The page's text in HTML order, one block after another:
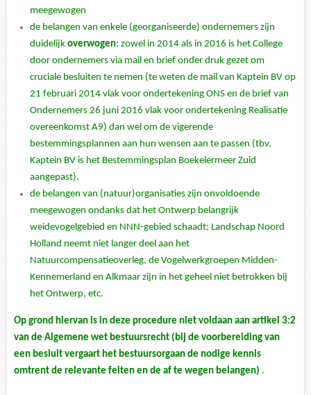
meegewogen
de belangen van enkele (georganiseerde) ondernemers zijn
duidelijk overwogen; zowel in 2014 als in 2016 is het College
door ondernemers via mail en brief onder druk gezet om
cruciale besluiten te nemen (te weten de mail van Kaptein BV op
21 februari 2014 vlak voor ondertekening ONS en de brief van
Ondernemers 26 juni 2016 vlak voor ondertekening Realisatie
overeenkomst A9) dan wel om de vigerende
bestemmingsplannen aan hun wensen aan te passen (tbv.
Kaptein BV is het Bestemmingsplan Boekelermeer Zuid
aangepast).
de belangen van (natuur)organisaties zijn onvoldoende
meegewogen ondanks dat het Ontwerp belangrijk
weidevogelgebied en NNN-gebied schaadt; Landschap Noord
Holland neemt niet langer deel aan het
Natuurcompensatieoverleg, de Vogelwerkgroepen Midden-
Kennemerland en Alkmaar zijn in het geheel niet betrokken bij
het Ontwerp, etc.
Op grond hiervan is in deze procedure niet voldaan aan artikel 3:2
van de Algemene wet bestuursrecht (bij de voorbereiding van
een besluit vergaart het bestuursorgaan de nodige kennis
omtrent de relevante feiten en de af te wegen belangen) .